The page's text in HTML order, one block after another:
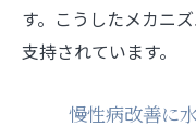
水素吸入の副作
水素吸入の
す。こうしたメカニ
支持されています。
慢性病改善に